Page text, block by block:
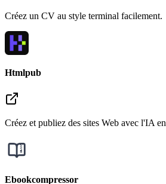
Créez un CV au style terminal facilement.
Htmlpub
Créez et publiez des sites Web avec l'IA
Ebookcompressor